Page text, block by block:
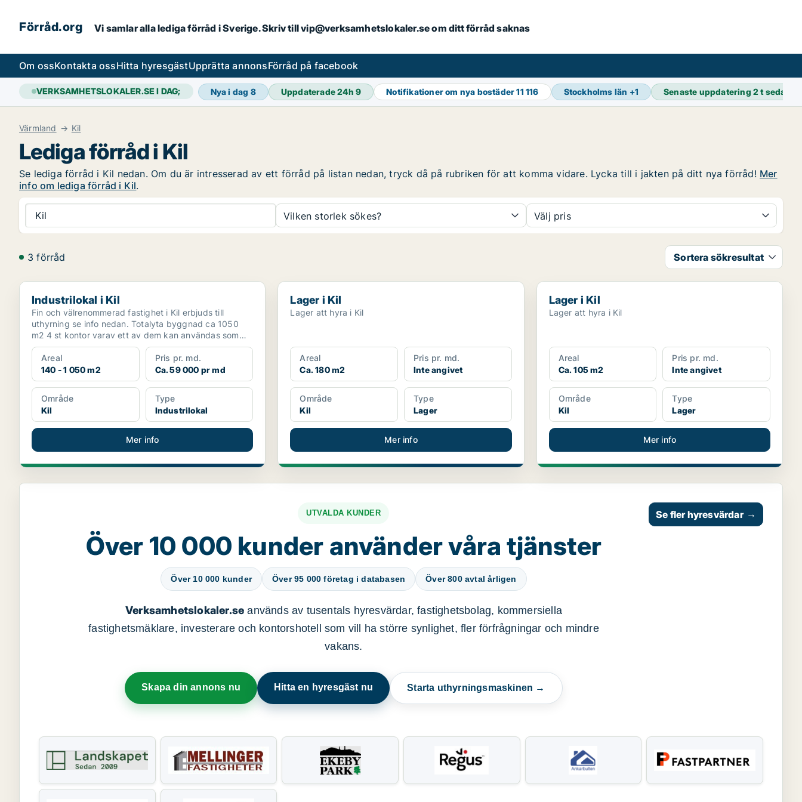
Förråd.org Vi samlar alla lediga förråd i Sverige. Skriv till vip@verksamhetslokaler.se om ditt förråd saknas
Om ossKontakta ossHitta hyresgästUpprätta annonsFörråd på facebook
VERKSAMHETSLOKALER.SE I DAG; Nya i dag 8 Uppdaterade 24h9 Notifikationer om nya bostäder11 116 Stockholms län +1 Senaste uppdatering2 t sedan
Värmland Kil
Lediga förråd i Kil
Se lediga förråd i Kil nedan. Om du är intresserad av ett förråd på listan nedan, tryck då på rubriken för att komma vidare. Lycka till i jakten på ditt nya förråd! Mer
info om lediga förråd i Kil.
Kil Vilken storlek sökes? Välj pris
3 förråd Sortera sökresultat
Industrilokal i Kil
Industrilokal i Kil
Fin och välrenommerad fastighet i Kil erbjuds till
uthyrning se info nedan. Totalyta byggnad ca 1050
m2 4 st kontor varav ett av dem kan användas som
konfe...
Areal
140 - 1 050 m2
Pris pr. md.
Ca. 59 000 pr md
Område
Kil
Type
Industrilokal
Mer info
Lager i Kil
Lager i Kil
Lager att hyra i Kil
Areal
Ca. 180 m2
Pris pr. md.
Inte angivet
Område
Kil
Type
Lager
Mer info
Lager i Kil
Lager i Kil
Lager att hyra i Kil
Areal
Ca. 105 m2
Pris pr. md.
Inte angivet
Område
Kil
Type
Lager
Mer info
UTVALDA KUNDER
Över 10 000 kunder använder våra tjänster
Över 10 000 kunder Över 95 000 företag i databasen Över 800 avtal årligen
Verksamhetslokaler.se används av tusentals hyresvärdar, fastighetsbolag, kommersiella
fastighetsmäklare, investerare och kontorshotell som vill ha större synlighet, fler förfrågningar och mindre
vakans.
Skapa din annons nu Hitta en hyresgäst nu Starta uthyrningsmaskinen →
Se fler hyresvärdar →